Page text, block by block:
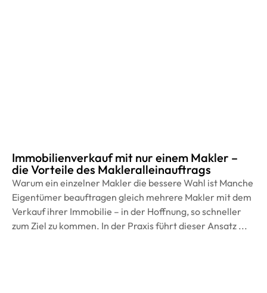
Immobilienverkauf mit nur einem Makler –
die Vorteile des Makleralleinauftrags
Warum ein einzelner Makler die bessere Wahl ist Manche
Eigentümer beauftragen gleich mehrere Makler mit dem
Verkauf ihrer Immobilie – in der Hoffnung, so schneller
zum Ziel zu kommen. In der Praxis führt dieser Ansatz ...